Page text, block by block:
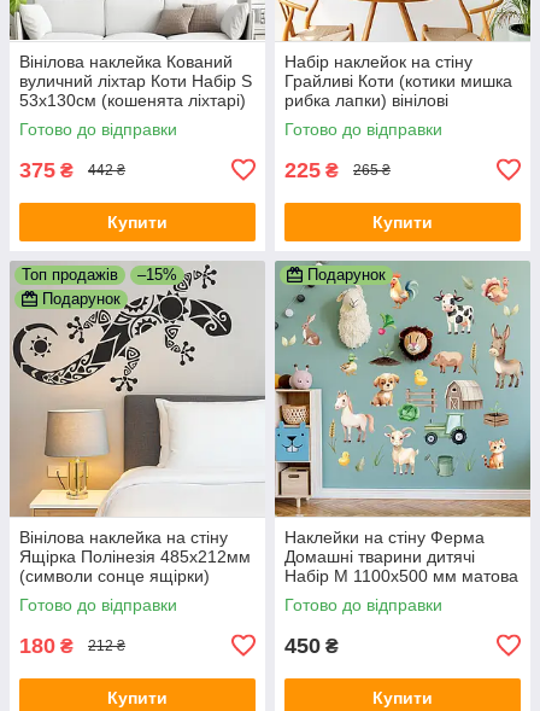
Вінілова наклейка Кований
вуличний ліхтар Коти Набір S
53х130см (кошенята ліхтарі)
Happy Pocket Чорний
матовий
Готово до відправки
375 ₴ 442 ₴
Купити
Набір наклейок на стіну
Грайливі Коти (котики мишка
рибка лапки) вінілові
наклейки в дитячу матова
Чорний
Готово до відправки
225 ₴ 265 ₴
Купити
Топ продажів
–15%
Подарунок
Вінілова наклейка на стіну
Ящірка Полінезія 485х212мм
(символи сонце ящірки)
Happy Pocket Чорний
матовий
Готово до відправки
180 ₴ 212 ₴
Купити
Подарунок
Наклейки на стіну Ферма
Домашні тварини дитячі
Набір M 1100х500 мм матова
декор дитячої Happy Pocket
Готово до відправки
450 ₴
Купити